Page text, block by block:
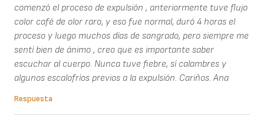
comenzó el proceso de expulsión , anteriormente tuve flujo
color café de olor raro, y eso fue normal, duró 4 horas el
proceso y luego muchos días de sangrado, pero siempre me
sentí bien de ánimo , creo que es importante saber
escuchar al cuerpo. Nunca tuve fiebre, sí calambres y
algunos escalofríos previos a la expulsión. Cariños. Ana
Respuesta